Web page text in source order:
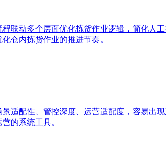
联动多个层面优化拣货作业逻辑，简化人
仓内拣货作业的推进节奏。
适配性、管控深度、运营适配度，容易出
的系统工具。